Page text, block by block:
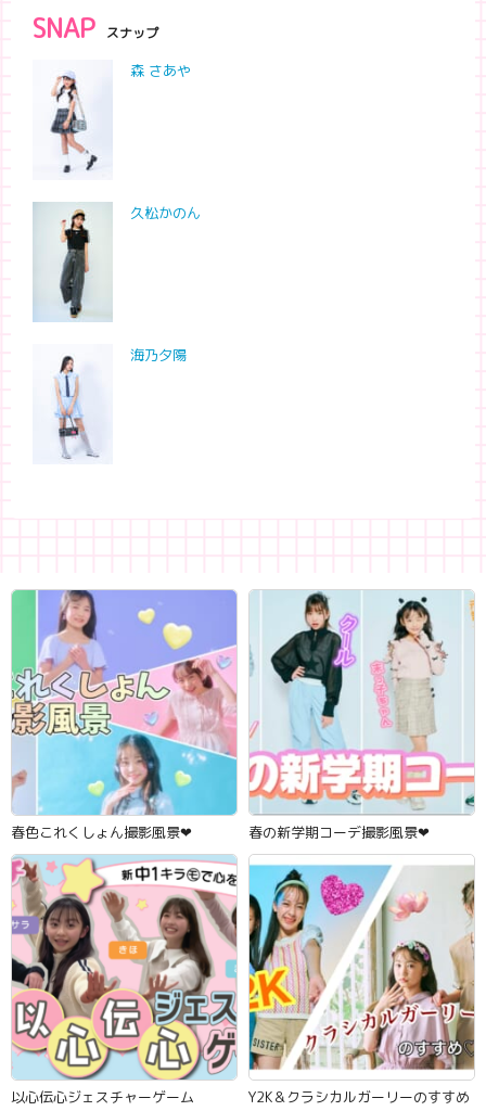
SNAP スナップ
森 さあや
久松かのん
海乃夕陽
春色これくしょん撮影風景‪‪❤︎‬ 春の新学期コーデ撮影風景‪‪❤︎‬
以心伝心ジェスチャーゲーム Y2K＆クラシカルガーリーのすすめ